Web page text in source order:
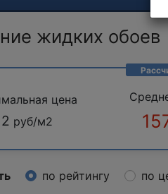
жидких обоев
цена
руб/м2
по рейтингу по